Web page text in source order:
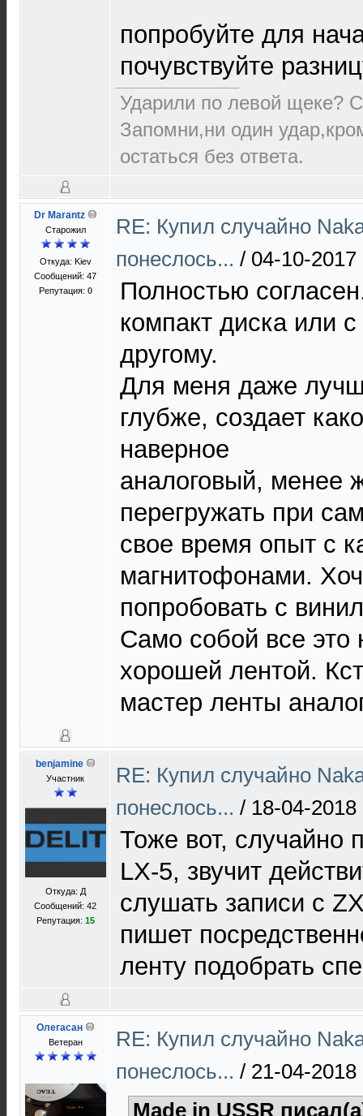
попробуйте для
почувствуйте
Ударили по левой щеке?
Запомни,ни один
остаться без ответа.
Dr Marantz
Старожил
Откуда: Kiev
Сообщений: 47
Репутация: 0
RE: Купил случайно
понеслось... / 04-10-2017
Полностью
компакт диска или
другому.
Для меня даже
глубже, создает
наверное
аналоговый, менее
перегружать при
свое время опыт с
магнитофонами.
попробовать с
Само собой все это
хорошей лентой.
мастер ленты
benjamine
Участник
Откуда: Д
Сообщений: 42
Репутация: 15
RE: Купил случайно
понеслось... / 18-04-2018
Тоже вот, случайно
LX-5, звучит
слушать записи с
пишет
ленту подобрать
Олегасан
Ветеран
RE: Купил случайно
понеслось... / 21-04-2018
Made in USSR